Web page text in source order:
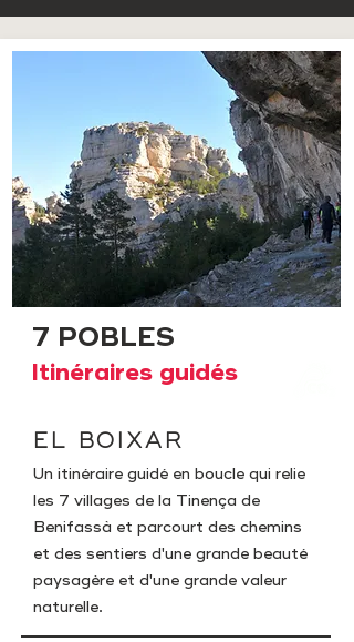
7 POBLES
Itinéraires guidés
EL BOIXAR
Un itinéraire guidé en boucle qui relie
les 7 villages de la Tinença de
Benifassà et parcourt des chemins
et des sentiers d'une grande beauté
paysagère et d'une grande valeur
naturelle.